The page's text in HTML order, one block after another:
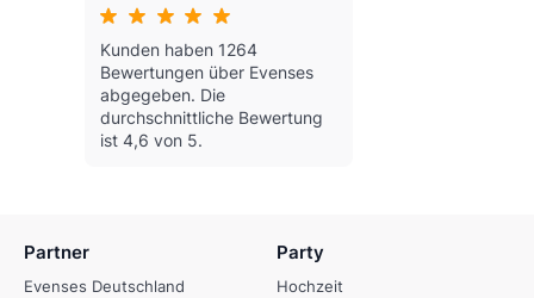
Kunden haben 1264
Bewertungen über Evenses
abgegeben. Die
durchschnittliche Bewertung
ist 4,6 von 5.
Partner
Evenses Deutschland
Party
Hochzeit